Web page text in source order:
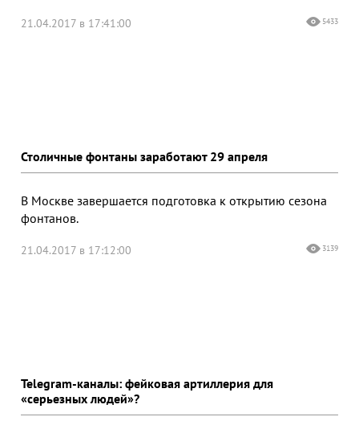
21.04.2017 в 17:41:00 5433
Столичные фонтаны заработают 29 апреля
В Москве завершается подготовка к открытию сезона
фонтанов.
21.04.2017 в 17:12:00 3139
Telegram-каналы: фейковая артиллерия для
«серьезных людей»?